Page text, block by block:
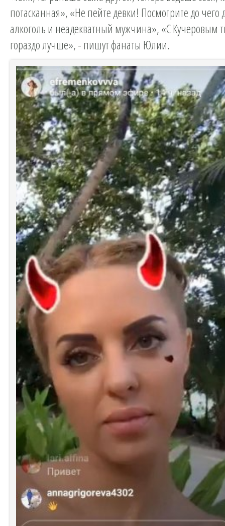
потасканная», «Не пейте девки! Посмотрите до чего
алкоголь и неадекватный мужчина», «С Кучеровым
гораздо лучше», - пишут фанаты Юлии.